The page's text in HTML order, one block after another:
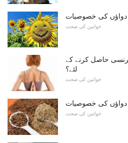
دواؤں کی خصوصیات
خواتین کی صحت
حاصل کرنے کے
لئے؟
خواتین کی صحت
دواؤں کی خصوصیات
خواتین کی صحت